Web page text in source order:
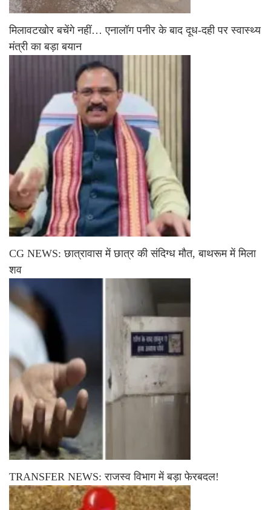
मिलावटखोर बचेंगे नहीं… एनालॉग पनीर के बाद दूध-दही पर स्वास्थ्य
मंत्री का बड़ा बयान
CG NEWS: छात्रावास में छात्र की संदिग्ध मौत, बाथरूम में मिला
शव
TRANSFER NEWS: राजस्व विभाग में बड़ा फेरबदल!